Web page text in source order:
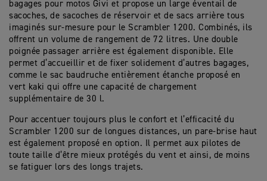
bagages pour motos Givi et propose un large éventail de
sacoches, de sacoches de réservoir et de sacs arrière tous
imaginés sur-mesure pour le Scrambler 1200. Combinés, ils
offrent un volume de rangement de 72 litres. Une double
poignée passager arrière est également disponible. Elle
permet d’accueillir et de fixer solidement d’autres bagages,
comme le sac baudruche entièrement étanche proposé en
vert kaki qui offre une capacité de chargement
supplémentaire de 30 l.
Pour accentuer toujours plus le confort et l’efficacité du
Scrambler 1200 sur de longues distances, un pare-brise haut
est également proposé en option. Il permet aux pilotes de
toute taille d’être mieux protégés du vent et ainsi, de moins
se fatiguer lors des longs trajets.